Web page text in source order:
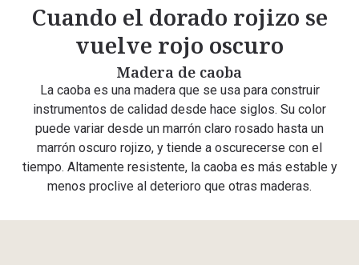
Cuando el dorado rojizo se
vuelve rojo oscuro
Madera de caoba
La caoba es una madera que se usa para construir
instrumentos de calidad desde hace siglos. Su color
puede variar desde un marrón claro rosado hasta un
marrón oscuro rojizo, y tiende a oscurecerse con el
tiempo. Altamente resistente, la caoba es más estable y
menos proclive al deterioro que otras maderas.